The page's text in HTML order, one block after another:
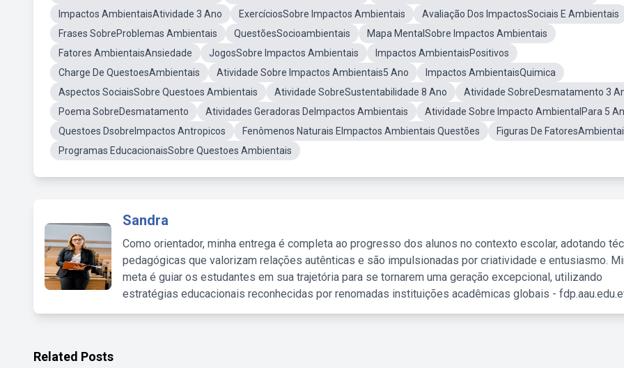
Impactos AmbientaisAtividade 3 Ano
ExercíciosSobre Impactos Ambientais
Avaliação Dos ImpactosSociais E Ambientais
Frases SobreProblemas Ambientais
QuestõesSocioambientais
Mapa MentalSobre Impactos Ambientais
Fatores AmbientaisAnsiedade
JogosSobre Impactos Ambientais
Impactos AmbientaisPositivos
Charge De QuestoesAmbientais
Atividade Sobre Impactos Ambientais5 Ano
Impactos AmbientaisQuimica
Aspectos SociaisSobre Questoes Ambientais
Atividade SobreSustentabilidade 8 Ano
Atividade SobreDesmatamento 3
Poema SobreDesmatamento
Atividades Geradoras DeImpactos Ambientais
Atividade Sobre Impacto AmbientalPara 5
Questoes DsobreImpactos Antropicos
Fenômenos Naturais EImpactos Ambientais Questões
Figuras De
Programas EducacionaisSobre Questoes Ambientais
Sandra
Como orientador, minha entrega é completa ao progresso dos alunos no contexto escolar, adotando
pedagógicas que valorizam relações autênticas e são impulsionadas por criatividade e entusiasmo.
meta é guiar os estudantes em sua trajetória para se tornarem uma geração excepcional, utilizando
estratégias educacionais reconhecidas por renomadas instituições acadêmicas globais -
Related Posts